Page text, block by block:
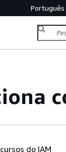
Português
do IAM